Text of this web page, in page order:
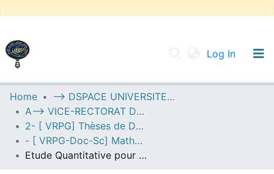
Log In
UNIVERSITY OF D.L SIDI BEL ABBES
Communities & Collections
All of DSpace
Statistics
Home
--> DSPACE UNIVERSITE DJILALLI LIABES DE SIDI BEL ABBES
A--> VICE-RECTORAT DE LA POST-GRADUATION
2- [ VRPG] Thèses de Doctorat en Sciences
- [ VRPG-Doc-Sc] Mathématiques --- رياضيات
Etude Quantitative pour des Problèmes d’Evolution d’Ordre Fractionnaire